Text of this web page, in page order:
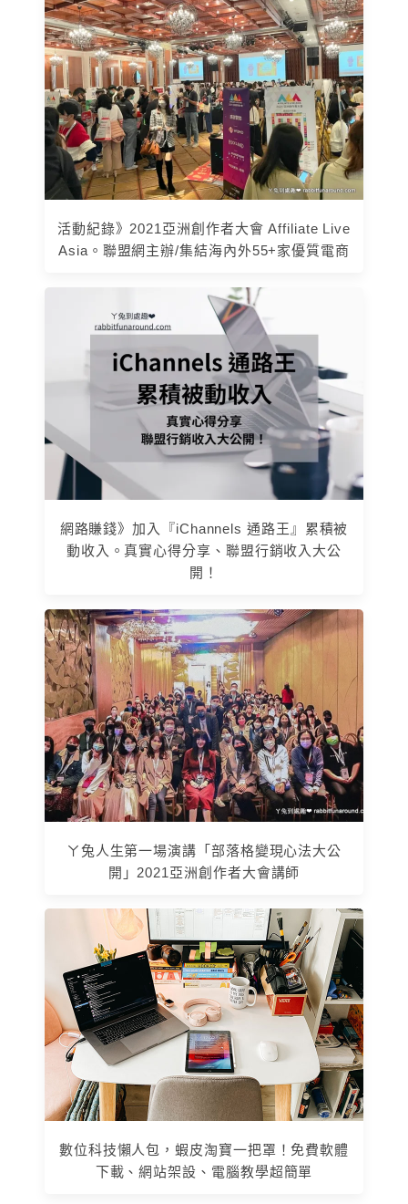
活動紀錄》2021亞洲創作者大會 Affiliate Live
Asia。聯盟網主辦/集結海內外55+家優質電商
網路賺錢》加入『iChannels 通路王』累積被
動收入。真實心得分享、聯盟行銷收入大公
開！
ㄚ兔人生第一場演講「部落格變現心法大公
開」2021亞洲創作者大會講師
數位科技懶人包，蝦皮淘寶一把罩！免費軟體
下載、網站架設、電腦教學超簡單